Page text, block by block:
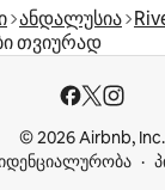
ანდალუსია
თვიურად
© 2026 Airbnb, Inc.